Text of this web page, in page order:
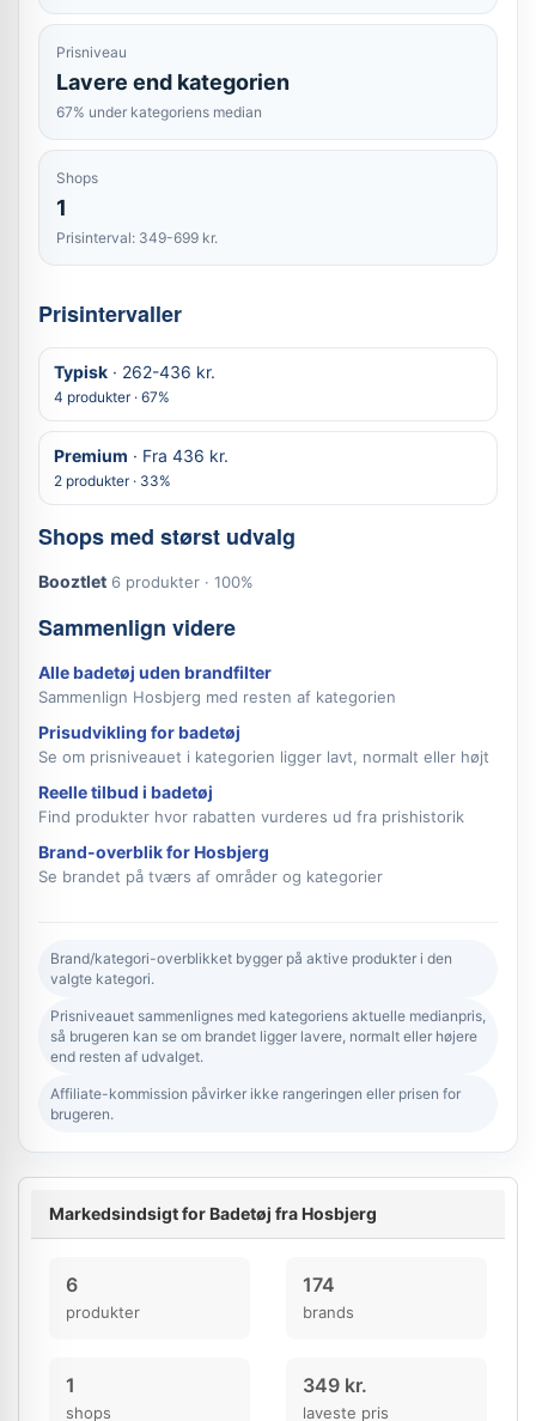
Prisniveau
Lavere end kategorien
67% under kategoriens median
Shops
1
Prisinterval: 349-699 kr.
Prisintervaller
Typisk · 262-436 kr.
4 produkter · 67%
Premium · Fra 436 kr.
2 produkter · 33%
Shops med størst udvalg
Booztlet 6 produkter · 100%
Sammenlign videre
Alle badetøj uden brandfilter
Sammenlign Hosbjerg med resten af kategorien
Prisudvikling for badetøj
Se om prisniveauet i kategorien ligger lavt, normalt eller højt
Reelle tilbud i badetøj
Find produkter hvor rabatten vurderes ud fra prishistorik
Brand-overblik for Hosbjerg
Se brandet på tværs af områder og kategorier
Brand/kategori-overblikket bygger på aktive produkter i den
valgte kategori.
Prisniveauet sammenlignes med kategoriens aktuelle medianpris,
så brugeren kan se om brandet ligger lavere, normalt eller højere
end resten af udvalget.
Affiliate-kommission påvirker ikke rangeringen eller prisen for
brugeren.
Markedsindsigt for Badetøj fra Hosbjerg
6
produkter
174
brands
1
shops
349 kr.
laveste pris